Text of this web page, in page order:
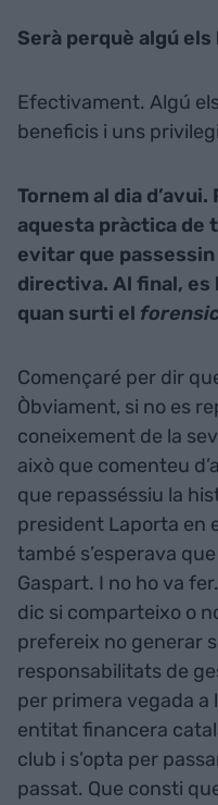
Serà perquè algú
Efectivament. Algú
beneficis i uns
Tornem al dia d’avui.
aquesta pràctica de
evitar que
directiva. Al final,
quan surti el
Començaré per dir
Òbviament, si no es
coneixement de la
això que comenteu
que repasséssiu la
president Laporta en
també s’esperava
Gaspart. I no ho va
dic si comparteixo o
prefereix no generar
responsabilitats de
per primera vegada a
entitat financera
club i s’opta per
passat. Que consti